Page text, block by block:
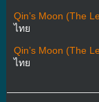
Qin’s Moon (The
ไทย
Qin’s Moon (The
ไทย